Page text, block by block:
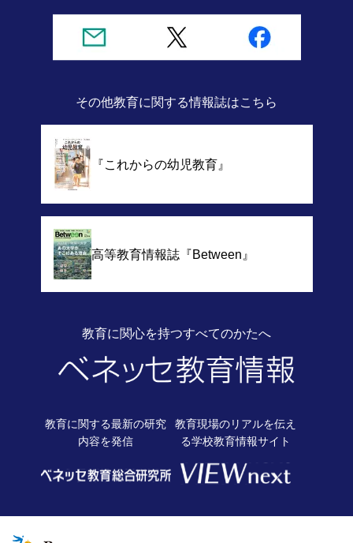
その他教育に関する情報誌はこちら
『これからの幼児教育』
高等教育情報誌『Between』
教育に関心を持つすべてのかたへ
教育に関する最新の研究
内容を発信
教育現場のリアルを伝え
る学校教育情報サイト